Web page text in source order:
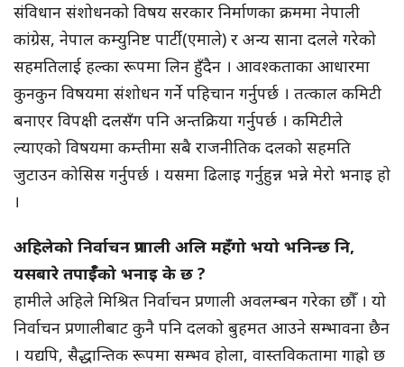
संविधान संशोधनको विषय सरकार निर्माणका क्रममा नेपाली
कांग्रेस, नेपाल कम्युनिष्ट पार्टी (एमाले) र अन्य साना दलले गरेको
सहमतिलाई हल्का रूपमा लिन हुँदैन । आवश्कताका आधारमा
कुनकुन विषयमा संशोधन गर्ने पहिचान गर्नुपर्छ । तत्काल कमिटी
बनाएर विपक्षी दलसँग पनि अन्तक्रिया गर्नुपर्छ । कमिटीले
ल्याएको विषयमा कम्तीमा सबै राजनीतिक दलको सहमति
जुटाउन कोसिस गर्नुपर्छ । यसमा ढिलाइ गर्नुहुन्न भन्ने मेरो भनाइ हो
।
अहिलेको निर्वाचन प्रणाली अलि महँगो भयो भनिन्छ नि,
यसबारे तपाईँको भनाइ के छ ?
हामीले अहिले मिश्रित निर्वाचन प्रणाली अवलम्बन गरेका छौँ । यो
निर्वाचन प्रणालीबाट कुनै पनि दलको बुहमत आउने सम्भावना छैन
। यद्यपि, सैद्धान्तिक रूपमा सम्भव होला, वास्तविकतामा गाह्रो छ